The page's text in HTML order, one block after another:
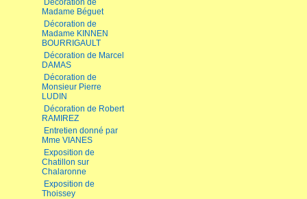
Décoration de
Madame Béguet
Décoration de
Madame KINNEN
BOURRIGAULT
Décoration de Marcel
DAMAS
Décoration de
Monsieur Pierre
LUDIN
Décoration de Robert
RAMIREZ
Entretien donné par
Mme VIANES
Exposition de
Chatillon sur
Chalaronne
Exposition de
Thoissey